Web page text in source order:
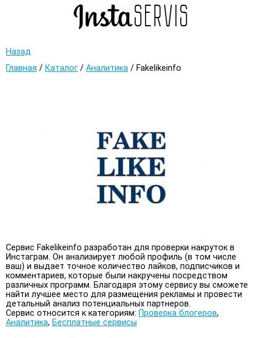
Назад
Главная / Каталог / Аналитика / Fakelikeinfo
Сервис Fakelikeinfo разработан для проверки накруток в
Инстаграм. Он анализирует любой профиль (в том числе
ваш) и выдает точное количество лайков, подписчиков и
комментариев, которые были накручены посредством
различных программ. Благодаря этому сервису вы сможете
найти лучшее место для размещения рекламы и провести
детальный анализ потенциальных партнеров.
Сервис относится к категориям: Проверка блогеров,
Аналитика, Бесплатные сервисы